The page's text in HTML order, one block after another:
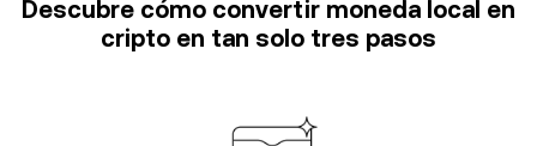
Descubre cómo convertir moneda local en
cripto en tan solo tres pasos